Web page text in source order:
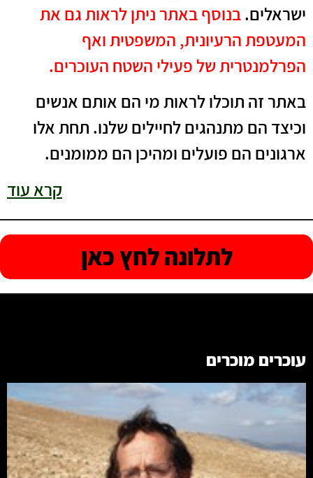
ישראלים.בנוסף באתר ניתן לראות גם את
המעטפת הרעיונית, המשפטית ואף
הפרלמנטרית של פעילי השטח העוכרים.
באתר זה תוכלו לראות מי הם אותם אנשים
וכיצד הם מתנהגים לחיילים שלנו. תחת אלו
ארגונים הם פועלים ומהיכן הם ממומנים.
קרא עוד
לתלונה לחץ כאן
עוכרים מוכרים